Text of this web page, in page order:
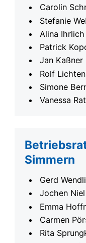
Carolin
Stefanie
Alina Ihrlich
Patrick
Jan Kaßner
Rolf
Simone
Vanessa
Simmern
Gerd
Jochen
Emma
Carmen
Rita